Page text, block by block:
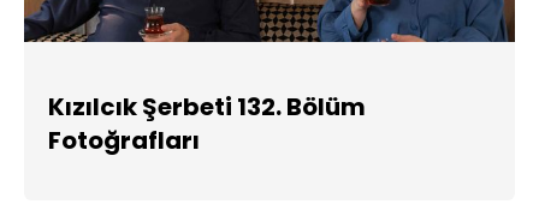
Kızılcık Şerbeti 132. Bölüm
Fotoğrafları